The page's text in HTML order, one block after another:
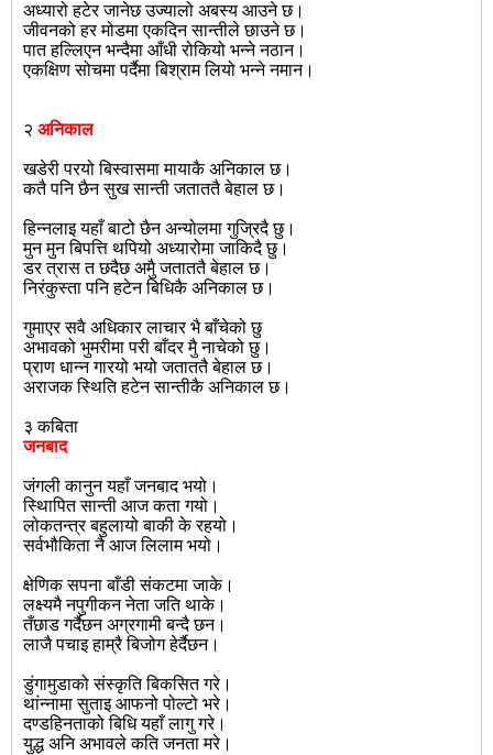
अध्यारो हटेर जानेछ उज्यालो अबस्य आउने छ।
जीवनको हर मोडमा एकदिन सान्तीले छाउने छ।
पात हल्लिएन भन्दैमा आँधी रोकियो भन्ने नठान।
एकक्षिण सोचमा पर्दैमा बिश्राम लियो भन्ने नमान।
२ अनिकाल
खडेरी परयो बिस्वासमा मायाकै अनिकाल छ।
कतै पनि छैन सुख सान्ती जताततै बेहाल छ।
हिन्नलाइ यहाँ बाटो छैन अन्योलमा गुजि्रदै छु।
मुन मुन बिपत्ति थपियो अध्यारोमा जाकिदै छु।
डर त्रास त छदैछ अमुै जताततै बेहाल छ।
निरंकुस्ता पनि हटेन बिधिकै अनिकाल छ।
गुमाएर सवै अधिकार लाचार भै बाँचेको छु
अभावको भुमरीमा परी बाँदर मुै नाचेको छु।
प्राण धान्न गारयो भयो जताततै बेहाल छ।
अराजक स्थिति हटेन सान्तीकै अनिकाल छ।
३ कबिता
जनबाद
जंगली कानुन यहाँ जनबाद भयो।
स्थिापित सान्ती आज कता गयो।
लोकतन्त्र बहुलायो बाकी के रहयो।
सर्वभौकिता नै आज लिलाम भयो।
क्षेणिक सपना बाँडी संकटमा जाके।
लक्ष्यमै नपुगीकन नेता जति थाके।
तँछाड गर्दैछन अग्रगामी बन्दै छन।
लाजै पचाइ हाम्रै बिजोग हेर्दैछन।
डुंगामुडाको संस्कृति बिकसित गरे।
थांन्नामा सुताइ आफनो पोल्टो भरे।
दण्डहिनताको बिधि यहाँ लागु गरे।
युद्ध अनि अभावले कति जनता मरे।